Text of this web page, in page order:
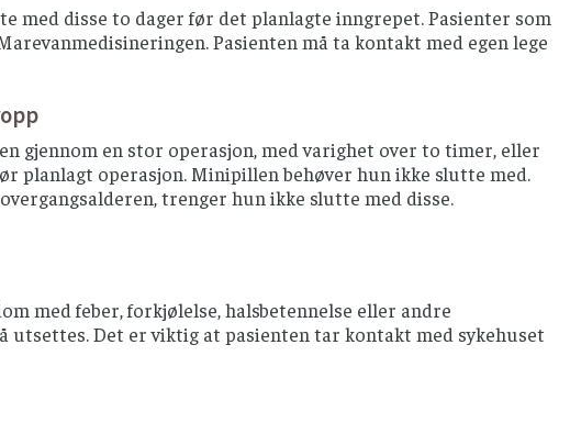
med disse to dager før det planlagte inngrepet. Pasienter som
Pasienten må ta kontakt med egen lege
gjennom en stor operasjon, med varighet over to timer, eller
planlagt operasjon. Minipillen behøver hun ikke slutte med.
trenger hun ikke slutte med disse.
med feber, forkjølelse, halsbetennelse eller andre
Det er viktig at pasienten tar kontakt med sykehuset